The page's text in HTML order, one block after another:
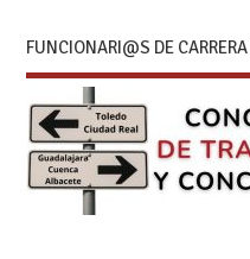
FUNCIONARI@S DE